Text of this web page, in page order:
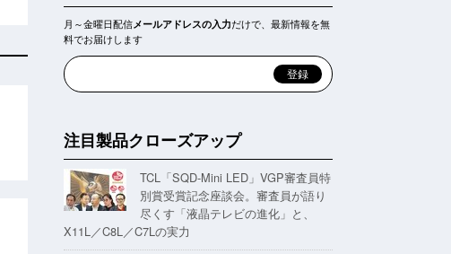
月～金曜日配信メールアドレスの入力だけで、最新情報を無
料でお届けします
注目製品クローズアップ
TCL「SQD-Mini LED」VGP審査員特
別賞受賞記念座談会。審査員が語り
尽くす「液晶テレビの進化」と、
X11L／C8L／C7Lの実力